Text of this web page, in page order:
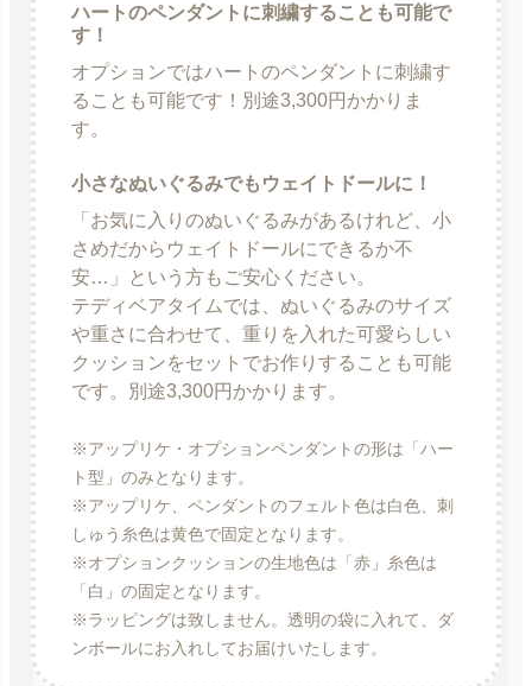
ハートのペンダントに刺繍することも可能で
す！
オプションではハートのペンダントに刺繍す
ることも可能です！別途3,300円かかりま
す。
小さなぬいぐるみでもウェイトドールに！
「お気に入りのぬいぐるみがあるけれど、小
さめだからウェイトドールにできるか不
安…」という方もご安心ください。
テディベアタイムでは、ぬいぐるみのサイズ
や重さに合わせて、重りを入れた可愛らしい
クッションをセットでお作りすることも可能
です。別途3,300円かかります。
※アップリケ・オプションペンダントの形は「ハー
ト型」のみとなります。
※アップリケ、ペンダントのフェルト色は白色、刺
しゅう糸色は黄色で固定となります。
※オプションクッションの生地色は「赤」糸色は
「白」の固定となります。
※ラッピングは致しません。透明の袋に入れて、ダ
ンボールにお入れしてお届けいたします。